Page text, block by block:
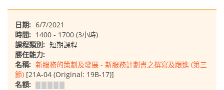
日期: 6/7/2021
時間: 1400 - 1700 (3小時)
課程類別: 短期課程
勝任能力:
名稱: 新服務的策劃及發展 - 新服務計劃書之撰寫及跟進 (第三
節) [21A-04 (Original: 19B-17)]
名額: